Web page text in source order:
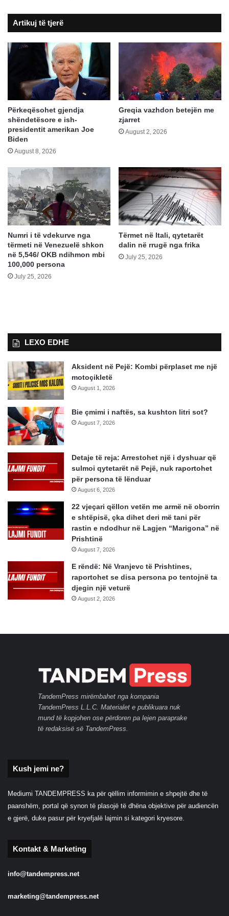
fajin
rrethanave
Artikuj të tjerë
Përkeqësohet gjendja
shëndetësore e ish-
presidentit amerikan Joe
Biden
August 8, 2026
Greqia vazhdon betejën me
zjarret
August 2, 2026
Numri i të vdekurve nga
tërmeti në Venezuelë shkon
në 5,546/ OKB ndihmon mbi
100,000 persona
July 25, 2026
Tërmet në Itali, qytetarët
dalin në rrugë nga frika
July 25, 2026
LEXO EDHE
Aksident në Pejë: Kombi përplaset me një
motoçikletë
August 1, 2026
Bie çmimi i naftës, sa kushton litri sot?
August 7, 2026
Detaje të reja: Arrestohet një i dyshuar që
sulmoi qytetarët në Pejë, nuk raportohet
për persona të lënduar
August 6, 2026
22 vjeçari qëllon vetën me armë në oborrin
e shtëpisë, çka dihet deri më tani për
rastin e ndodhur në Lagjen “Marigona” në
Prishtinë
August 7, 2026
E rëndë: Në Vranjevc të Prishtines,
raportohet se disa persona po tentojnë ta
djegin një veturë
August 2, 2026
TandemPress mirëmbahet nga kompania
TandemPress L.L.C. Materialet e publikuara nuk
mund të kopjohen ose përdoren pa lejen paraprake
të redaksisë së TandemPress.
Kush jemi ne?
Mediumi TANDEMPRESS ka për qëllim informimin e shpejtë dhe të
paanshëm, portal që synon të plasojë të dhëna objektive për audiencën
e gjerë, duke pasur për kryefjalë lajmin si kategori kryesore.
Kontakt & Marketing
info@tandempress.net
marketing@tandempress.net